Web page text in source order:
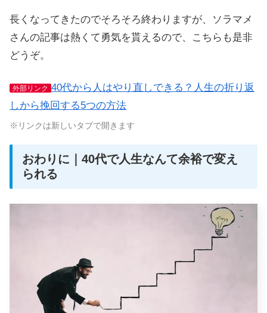
長くなってきたのでそろそろ終わりますが、ソラマメ
さんの記事は熱くて勇気を貰えるので、こちらも是非
どうぞ。
外部リンク 40代から人はやり直しできる？人生の折り返
しから挽回する5つの方法
※リンクは新しいタブで開きます
おわりに｜40代で人生なんて余裕で変え
られる